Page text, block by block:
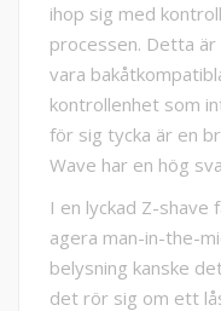
ihop sig med
processen. Detta
vara
kontrollenhet som
för sig tycka är en
Wave har en hög
I en lyckad Z-
agera man-in-the-
belysning kanske
det rör sig om ett